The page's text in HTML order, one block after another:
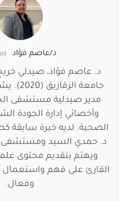
د/عاصم فؤاد
د. عاصم فؤاد، صيدلي
جامعة
مدير صيدلية مستشفى
وأخصائي إدارة الجودة
الصحية. لديه خبرة
د. حمدي السيد ومستشفى
ويهتم بتقديم محتوى
القارئ على فهم واستعمال
وفعال.